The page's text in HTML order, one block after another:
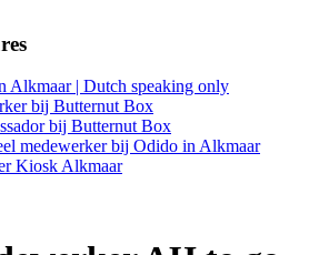
Alkmaar | Dutch speaking only
bij Butternut Box
bij Butternut Box
medewerker bij Odido in Alkmaar
Kiosk Alkmaar